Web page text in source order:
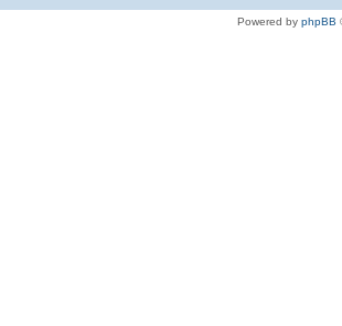
Powered by phpBB